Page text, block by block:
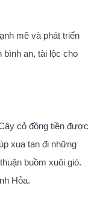
mẽ và phát triển
bình an, tài lộc cho
cỏ đồng tiền được
xua tan đi những
buồm xuôi gió.
Hỏa.